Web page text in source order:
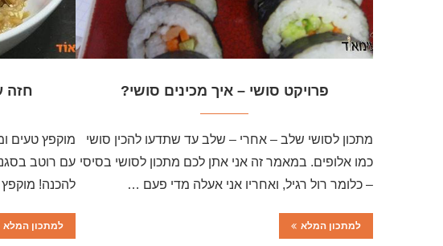
פרויקט סושי – איך מכינים סושי?
מתכון לסושי שלב – אחרי – שלב עד שתדעו להכין סושי
כמו אלופים. במאמר זה אני אתן לכם מתכון לסושי בסיסי
– כלומר רול רגיל, ואחריו אני אעלה מדי פעם …
למתכון המלא
חזה
מוקפץ טעים
עם רוטב
להכנה! מוקפץ
למתכון המלא